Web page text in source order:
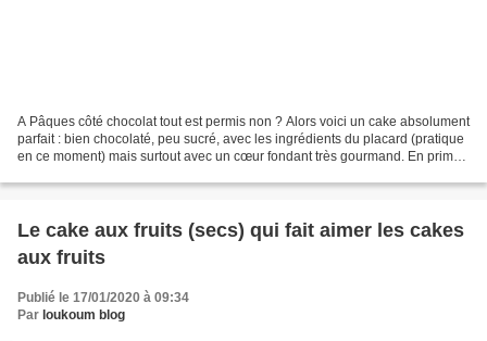
A Pâques côté chocolat tout est permis non ? Alors voici un cake absolument
parfait : bien chocolaté, peu sucré, avec les ingrédients du placard (pratique
en ce moment) mais surtout avec un cœur fondant très gourmand. En prime
Le cake aux fruits (secs) qui fait aimer les cakes
aux fruits
Publié le 17/01/2020 à 09:34
Par loukoum blog